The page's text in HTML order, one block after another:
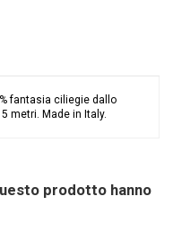
fantasia ciliegie dallo
metri. Made in Italy.
40%
prodotto hanno